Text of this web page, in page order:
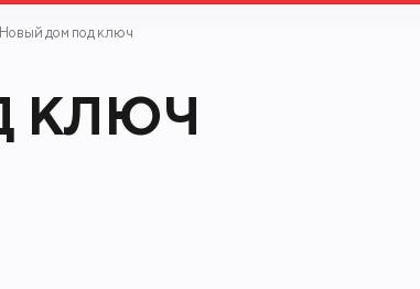
Новый дом под ключ
КЛЮЧ